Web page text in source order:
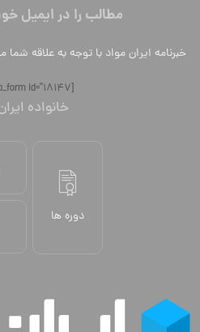
مطالب را در ایمیل
خبرنامه ایران مواد با توجه به علاقه
[mc4wp_form id="18147"]
خانواده
دوره ها